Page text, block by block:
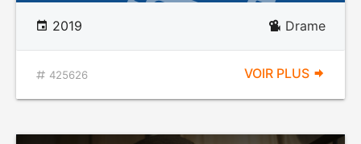
2019 Drame
425626 VOIR PLUS